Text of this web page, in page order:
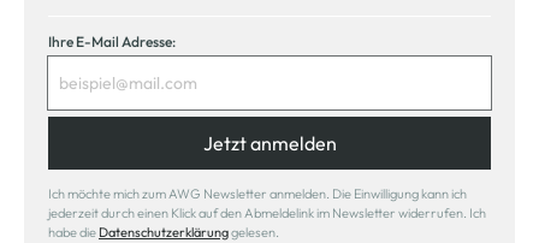
Ihre E-Mail Adresse:
Jetzt anmelden
Ich möchte mich zum AWG Newsletter anmelden. Die Einwilligung kann ich
jederzeit durch einen Klick auf den Abmeldelink im Newsletter widerrufen. Ich
habe die Datenschutzerklärunggelesen.